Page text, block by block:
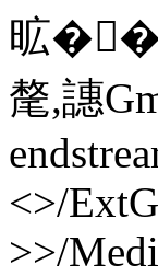
昿�
氂,譓
<>/
>>/